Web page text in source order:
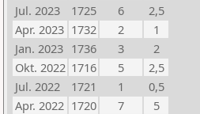
Jul. 2023
1725 6
2,5
Apr. 2023 1732 2
1
Jan. 2023 1736 3
2
Okt. 2022 1716 5
2,5
Jul. 2022
1721 1
0,5
Apr. 2022 1720 7
5